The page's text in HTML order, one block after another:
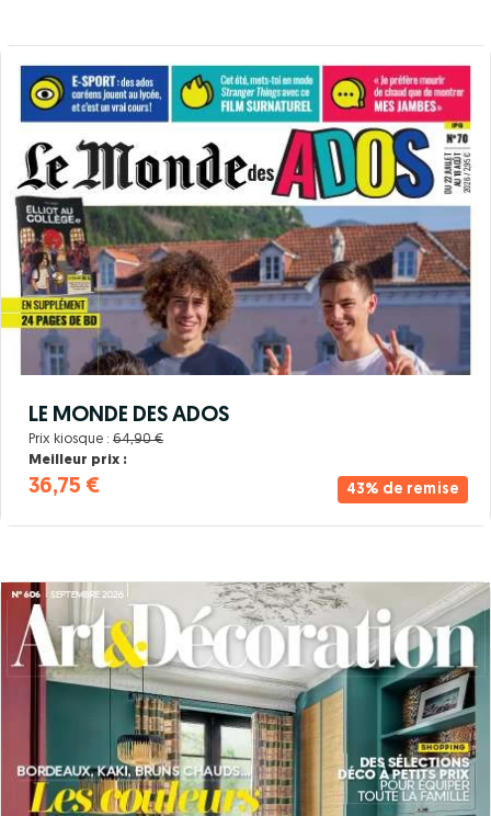
43% de remise
LE MONDE DES ADOS
Prix kiosque : 64,90 €
Meilleur prix :
36,75 €